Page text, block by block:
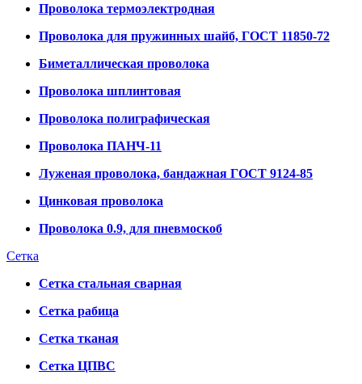
Проволока термоэлектродная
Проволока для пружинных шайб, ГОСТ 11850-72
Биметаллическая проволока
Проволока шплинтовая
Проволока полиграфическая
Проволока ПАНЧ-11
Луженая проволока, бандажная ГОСТ 9124-85
Цинковая проволока
Проволока 0.9, для пневмоскоб
Сетка
Сетка стальная сварная
Сетка рабица
Сетка тканая
Сетка ЦПВС